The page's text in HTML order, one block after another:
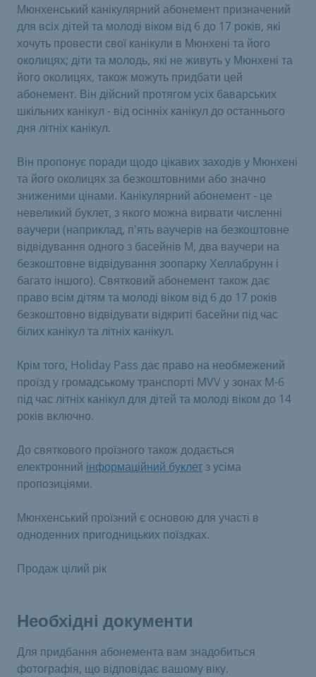
Мюнхенський канікулярний абонемент призначений
для всіх дітей та молоді віком від 6 до 17 років, які
хочуть провести свої канікули в Мюнхені та його
околицях; діти та молодь, які не живуть у Мюнхені та
його околицях, також можуть придбати цей
абонемент. Він дійсний протягом усіх баварських
шкільних канікул - від осінніх канікул до останнього
дня літніх канікул.
Він пропонує поради щодо цікавих заходів у Мюнхені
та його околицях за безкоштовними або значно
зниженими цінами. Канікулярний абонемент - це
невеликий буклет, з якого можна вирвати численні
ваучери (наприклад, п'ять ваучерів на безкоштовне
відвідування одного з басейнів М, два ваучери на
безкоштовне відвідування зоопарку Хеллабрунн і
багато іншого). Святковий абонемент також дає
право всім дітям та молоді віком від 6 до 17 років
безкоштовно відвідувати відкриті басейни під час
білих канікул та літніх канікул.
Крім того, Holiday Pass дає право на необмежений
проїзд у громадському транспорті MVV у зонах M-6
під час літніх канікул для дітей та молоді віком до 14
років включно.
До святкового проїзного також додається
електронний інформаційний буклет з усіма
пропозиціями.
Мюнхенський проїзний є основою для участі в
одноденних пригодницьких поїздках.
Продаж цілий рік
Необхідні документи
Для придбання абонемента вам знадобиться
фотографія, що відповідає вашому віку.